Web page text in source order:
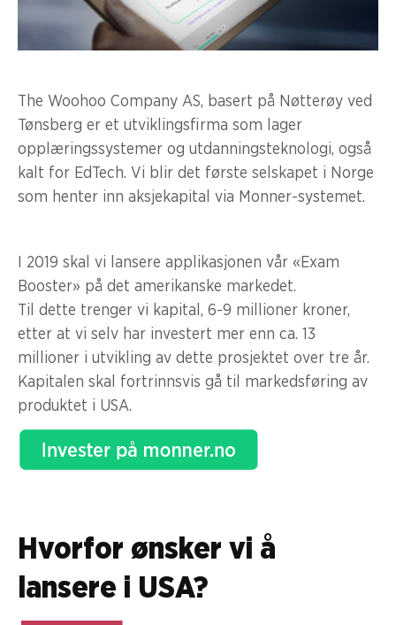
The Woohoo Company AS, basert på Nøtterøy ved
Tønsberg er et utviklingsfirma som lager
opplæringssystemer og utdanningsteknologi, også
kalt for EdTech. Vi blir det første selskapet i Norge
som henter inn aksjekapital via Monner-systemet.
I 2019 skal vi lansere applikasjonen vår «Exam
Booster» på det amerikanske markedet.
Til dette trenger vi kapital, 6-9 millioner kroner,
etter at vi selv har investert mer enn ca. 13
millioner i utvikling av dette prosjektet over tre år.
Kapitalen skal fortrinnsvis gå til markedsføring av
produktet i USA.
Hvorfor ønsker vi å
lansere i USA?